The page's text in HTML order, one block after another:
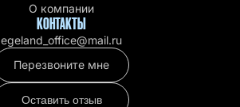
О компании
КОНТАКТЫ
egeland_office@mail.ru
Перезвоните мне
Оставить отзыв